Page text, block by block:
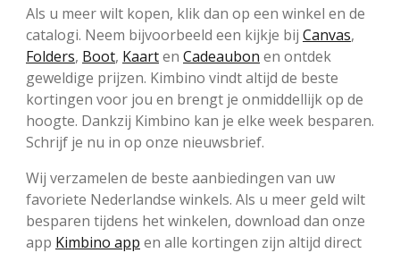
Als u meer wilt kopen, klik dan op een winkel en de
catalogi. Neem bijvoorbeeld een kijkje bij Canvas,
Folders, Boot, Kaarten Cadeaubon en ontdek
geweldige prijzen. Kimbino vindt altijd de beste
kortingen voor jou en brengt je onmiddellijk op de
hoogte. Dankzij Kimbino kan je elke week besparen.
Schrijf je nu in op onze nieuwsbrief.
Wij verzamelen de beste aanbiedingen van uw
favoriete Nederlandse winkels. Als u meer geld wilt
besparen tijdens het winkelen, download dan onze
app Kimbino app en alle kortingen zijn altijd direct